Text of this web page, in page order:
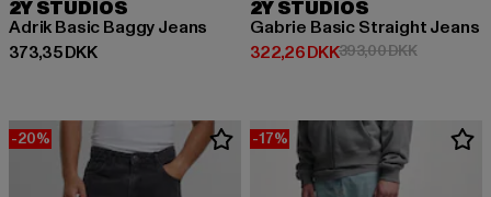
2Y STUDIOS
Adrik Basic Baggy Jeans
373,35 DKK
Nuværende pris: 373,35 DKK
2Y STUDIOS
Gabrie Basic Straight Jeans
322,26 DKK
Nuværende pris: 322,26 DKK
393,00 DKK
-20% -17%